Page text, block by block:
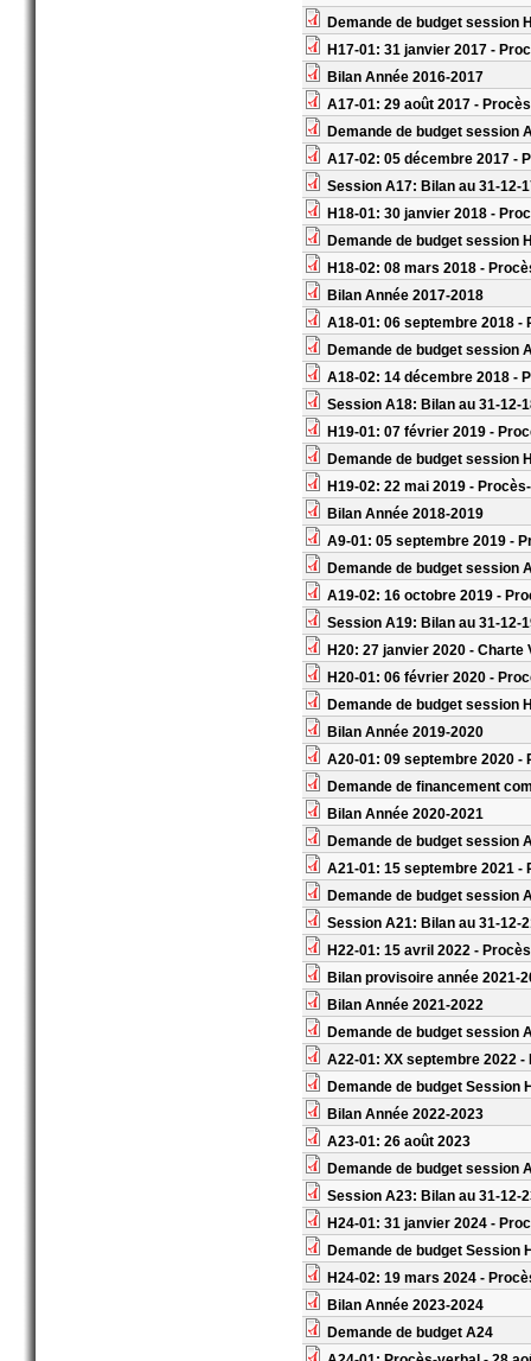
Demande de budget session
H17-01: 31 janvier 2017 -
Bilan Année 2016-2017
A17-01: 29 août 2017 -
Demande de budget session
A17-02: 05 décembre 2017 -
Session A17: Bilan au 31-12-
H18-01: 30 janvier 2018 -
Demande de budget session
H18-02: 08 mars 2018 -
Bilan Année 2017-2018
A18-01: 06 septembre 2018 -
Demande de budget session
A18-02: 14 décembre 2018 -
Session A18: Bilan au 31-12-
H19-01: 07 février 2019 -
Demande de budget session
H19-02: 22 mai 2019 -
Bilan Année 2018-2019
A9-01: 05 septembre 2019 -
Demande de budget session
A19-02: 16 octobre 2019 -
Session A19: Bilan au 31-12-
H20: 27 janvier 2020 -
H20-01: 06 février 2020 -
Demande de budget session
Bilan Année 2019-2020
A20-01: 09 septembre 2020
Demande de financement
Bilan Année 2020-2021
Demande de budget session
A21-01: 15 septembre 2021 -
Demande de budget session
Session A21: Bilan au 31-12-
H22-01: 15 avril 2022 -
Bilan provisoire année 2021-
Bilan Année 2021-2022
Demande de budget session
A22-01: XX septembre 2022
Demande de budget Session
Bilan Année 2022-2023
A23-01: 26 août 2023
Demande de budget session
Session A23: Bilan au 31-12-
H24-01: 31 janvier 2024 -
Demande de budget Session
H24-02: 19 mars 2024 -
Bilan Année 2023-2024
Demande de budget A24